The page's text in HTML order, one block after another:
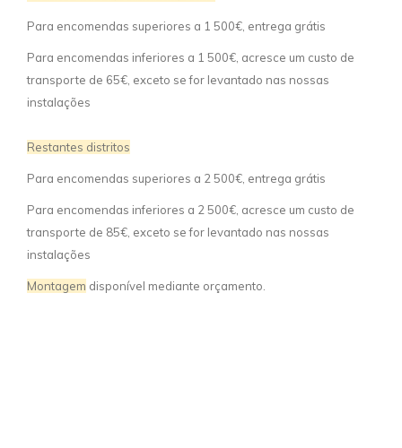
Para encomendas superiores a 1 500€, entrega grátis
Para encomendas inferiores a 1 500€, acresce um custo de
transporte de 65€, exceto se for levantado nas nossas
instalações
Restantes distritos
Para encomendas superiores a 2 500€, entrega grátis
Para encomendas inferiores a 2 500€, acresce um custo de
transporte de 85€, exceto se for levantado nas nossas
instalações
Montagem disponível mediante orçamento.